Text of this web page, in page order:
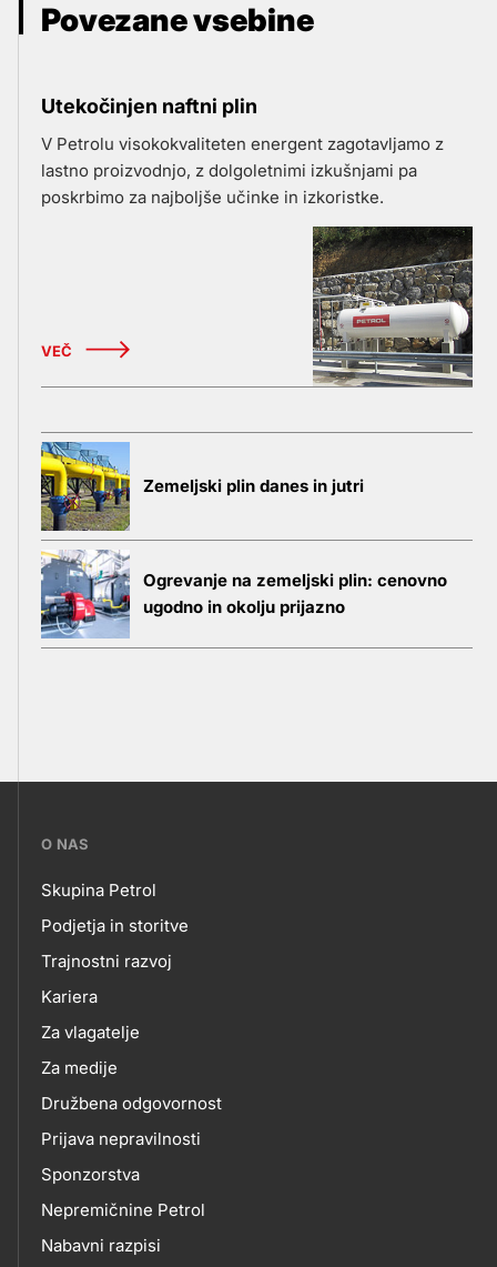
Povezane vsebine
Utekočinjen naftni plin
V Petrolu visokokvaliteten energent zagotavljamo z
lastno proizvodnjo, z dolgoletnimi izkušnjami pa
poskrbimo za najboljše učinke in izkoristke.
VEČ
Zemeljski plin danes in jutri
Ogrevanje na zemeljski plin: cenovno
ugodno in okolju prijazno
???
skupno.footer-
title???
O NAS
O
NAS
Skupina Petrol
Podjetja in storitve
Trajnostni razvoj
Kariera
Za vlagatelje
Za medije
Družbena odgovornost
Prijava nepravilnosti
Sponzorstva
Nepremičnine Petrol
Nabavni razpisi